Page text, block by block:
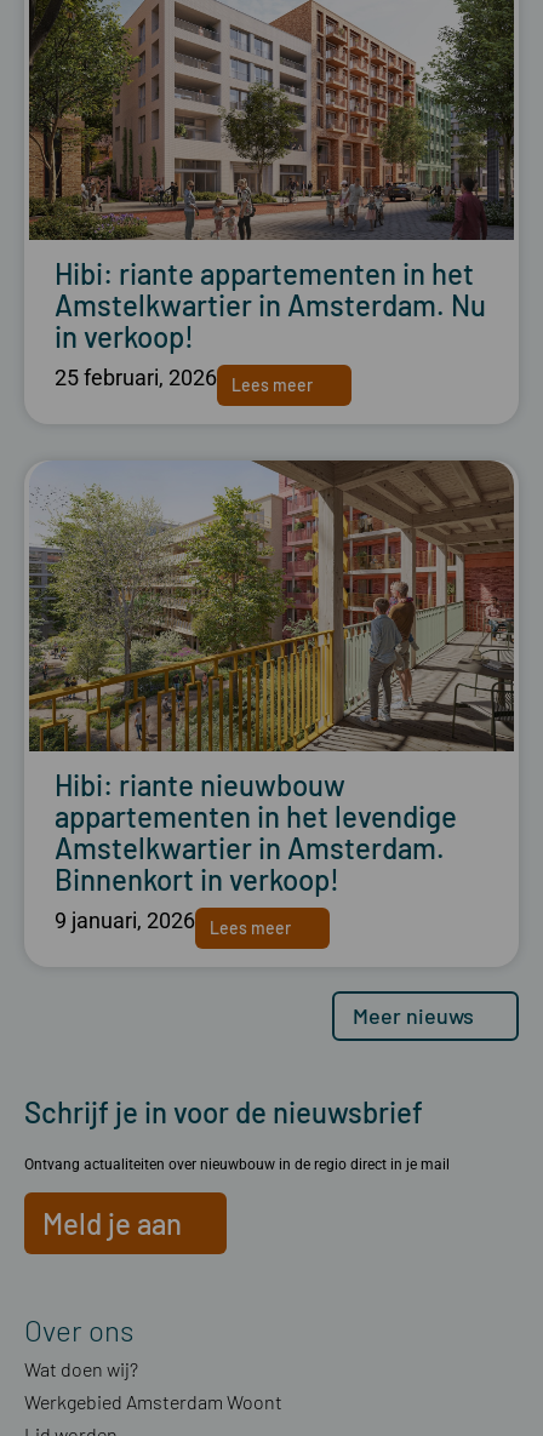
Hibi: riante appartementen in het
Amstelkwartier in Amsterdam. Nu
in verkoop!
25 februari, 2026 Lees meer
Hibi: riante nieuwbouw
appartementen in het levendige
Amstelkwartier in Amsterdam.
Binnenkort in verkoop!
9 januari, 2026 Lees meer
Meer nieuws
Schrijf je in voor de nieuwsbrief
Ontvang actualiteiten over nieuwbouw in de regio direct in je mail
Meld je aan
Over ons
Wat doen wij?
Werkgebied Amsterdam Woont